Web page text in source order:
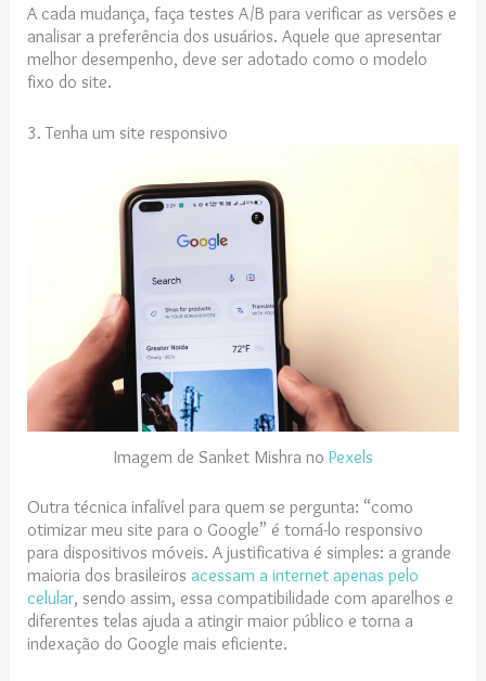
A cada mudança, faça testes A/B para verificar as versões e
analisar a preferência dos usuários. Aquele que apresentar
melhor desempenho, deve ser adotado como o modelo
fixo do site.
3. Tenha um site responsivo
Imagem de Sanket Mishra no Pexels
Outra técnica infalível para quem se pergunta: “como
otimizar meu site para o Google” é torná-lo responsivo
para dispositivos móveis. A justificativa é simples: a grande
maioria dos brasileirosacessam a internet apenas pelo
celular, sendo assim, essa compatibilidade com aparelhos e
diferentes telas ajuda a atingir maior público e torna a
indexação do Google mais eficiente.